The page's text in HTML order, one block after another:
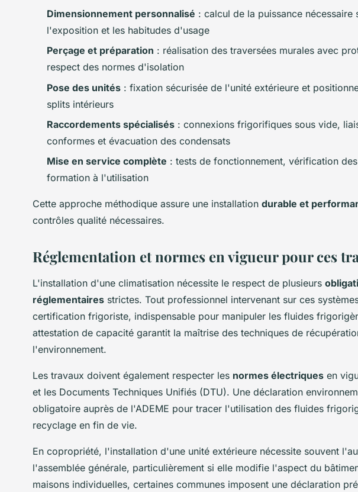
Dimensionnement personnalisé : calcul de la puissance nécessaire
l'exposition et les habitudes d'usage
Perçage et préparation : réalisation des traversées murales avec
respect des normes d'isolation
Pose des unités : fixation sécurisée de l'unité extérieure et
splits intérieurs
Raccordements spécialisés : connexions frigorifiques sous vide,
conformes et évacuation des condensats
Mise en service complète : tests de fonctionnement, vérification
formation à l'utilisation
Cette approche méthodique assure une installation durable et
contrôles qualité nécessaires.
Réglementation et normes en vigueur pour ces
L'installation d'une climatisation nécessite le respect de plusieurs
réglementaires strictes. Tout professionnel intervenant sur ces
certification frigoriste, indispensable pour manipuler les fluides
attestation de capacité garantit la maîtrise des techniques de
l'environnement.
Les travaux doivent également respecter les normes électriques en
et les Documents Techniques Unifiés (DTU). Une déclaration
obligatoire auprès de l'ADEME pour tracer l'utilisation des fluides
recyclage en fin de vie.
En copropriété, l'installation d'une unité extérieure nécessite souvent
l'assemblée générale, particulièrement si elle modifie l'aspect du
maisons individuelles, certaines communes imposent une déclaration